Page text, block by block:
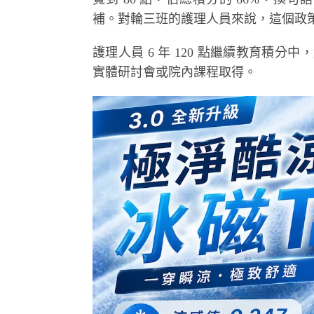
補。對輪三班的護理人員來說，這個政
護理人員 6 年 120 點繼續教育積分中
實體研討會或院內課程取得。